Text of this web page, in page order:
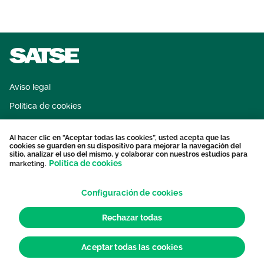
Aviso legal
Política de cookies
Protección datos personales
Contacto
© 2026 Sindicato de Enfermería. Todos los derechos reservados.
Al hacer clic en “Aceptar todas las cookies”, usted acepta que las
cookies se guarden en su dispositivo para mejorar la navegación del
sitio, analizar el uso del mismo, y colaborar con nuestros estudios para
marketing. Política de cookies
Configuración de cookies
Rechazar todas
Aceptar todas las cookies